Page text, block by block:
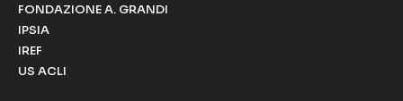
FONDAZIONE A. GRANDI
IPSIA
IREF
US ACLI